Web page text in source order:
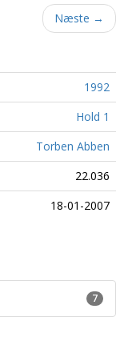
Næste →
1992
Hold 1
Torben Abben
22.036
18-01-2007
7